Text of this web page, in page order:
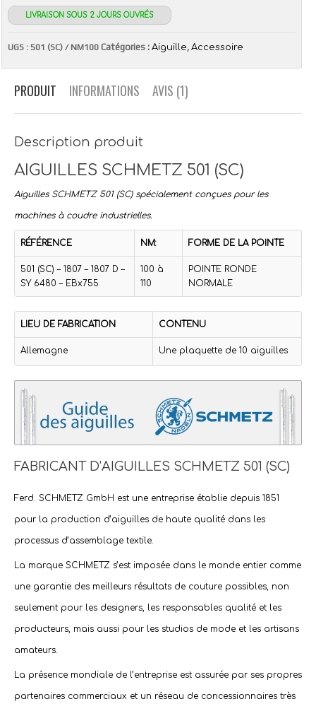
LIVRAISON SOUS 2 JOURS OUVRÉS
UGS : 501 (SC) / NM100 Catégories : Aiguille, Accessoire
PRODUIT INFORMATIONS AVIS (1)
Description produit
AIGUILLES SCHMETZ 501 (SC)
Aiguilles SCHMETZ 501 (SC) spécialement conçues pour les
machines à coudre industrielles.
RÉFÉRENCE NM: FORME DE LA POINTE
501 (SC) – 1807 – 1807 D –
SY 6480 – EBx755
100 à
110
POINTE RONDE
NORMALE
LIEU DE FABRICATION CONTENU
Allemagne Une plaquette de 10 aiguilles
FABRICANT D’AIGUILLES SCHMETZ 501 (SC)
Ferd. SCHMETZ GmbH est une entreprise établie depuis 1851
pour la production d’aiguilles de haute qualité dans les
processus d’assemblage textile.
La marque SCHMETZ s’est imposée dans le monde entier comme
une garantie des meilleurs résultats de couture possibles, non
seulement pour les designers, les responsables qualité et les
producteurs, mais aussi pour les studios de mode et les artisans
amateurs.
La présence mondiale de l’entreprise est assurée par ses propres
partenaires commerciaux et un réseau de concessionnaires très